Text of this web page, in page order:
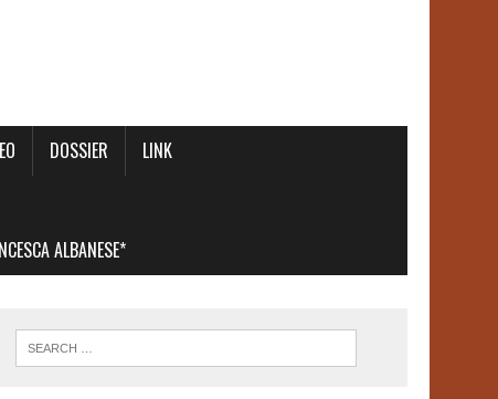
DOSSIER
LINK
ALBANESE*